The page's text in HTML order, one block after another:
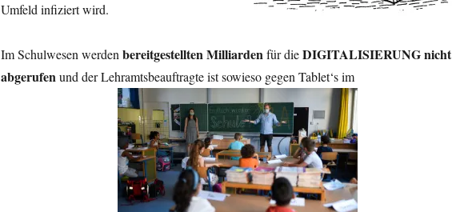
Umfeld infiziert wird.
Im Schulwesen werden bereitgestellten Milliardenfür dieDIGITALISIERUNG nicht
abgerufenund der Lehramtsbeauftragte ist sowieso gegen Tablet‘s im